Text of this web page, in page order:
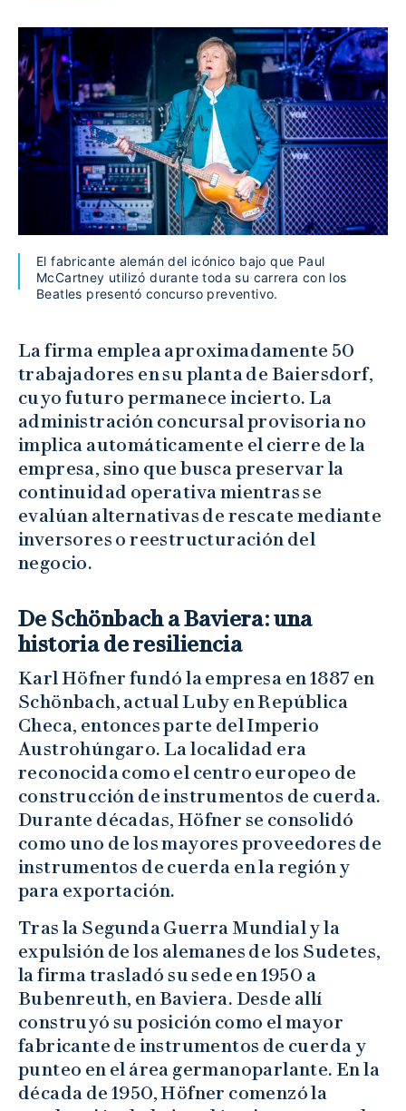
El fabricante alemán del icónico bajo que Paul
McCartney utilizó durante toda su carrera con los
Beatles presentó concurso preventivo.
La firma emplea aproximadamente 50
trabajadores en su planta de Baiersdorf,
cuyo futuro permanece incierto. La
administración concursal provisoria no
implica automáticamente el cierre de la
empresa, sino que busca preservar la
continuidad operativa mientras se
evalúan alternativas de rescate mediante
inversores o reestructuración del
negocio.
De Schönbach a Baviera: una
historia de resiliencia
Karl Höfner fundó la empresa en 1887 en
Schönbach, actual Luby en República
Checa, entonces parte del Imperio
Austrohúngaro. La localidad era
reconocida como el centro europeo de
construcción de instrumentos de cuerda.
Durante décadas, Höfner se consolidó
como uno de los mayores proveedores de
instrumentos de cuerda en la región y
para exportación.
Tras la Segunda Guerra Mundial y la
expulsión de los alemanes de los Sudetes,
la firma trasladó su sede en 1950 a
Bubenreuth, en Baviera. Desde allí
construyó su posición como el mayor
fabricante de instrumentos de cuerda y
punteo en el área germanoparlante. En la
década de 1950, Höfner comenzó la